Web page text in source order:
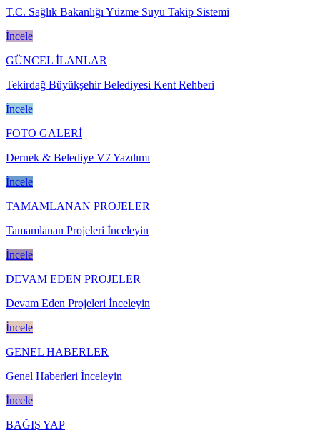
T.C. Sağlık Bakanlığı Yüzme Suyu Takip Sistemi
İncele
GÜNCEL İLANLAR
Tekirdağ Büyükşehir Belediyesi Kent Rehberi
İncele
FOTO GALERİ
Dernek & Belediye V7 Yazılımı
İncele
TAMAMLANAN PROJELER
Tamamlanan Projeleri İnceleyin
İncele
DEVAM EDEN PROJELER
Devam Eden Projeleri İnceleyin
İncele
GENEL HABERLER
Genel Haberleri İnceleyin
İncele
BAĞIŞ YAP